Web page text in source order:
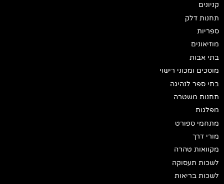
קניונים
תחנות דלק
ספריות
מוזיאונים
בתי אבות
מוסכים ומכוני רישוי
בתי ספר לנהיגה
תחנות משטרה
מפלגות
מתחמי ספורט
מורי דרך
מקוואות טהרה
לשכות תעסוקה
לשכות בריאות